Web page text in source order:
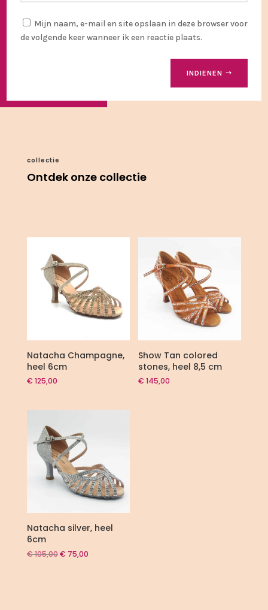
Mijn naam, e-mail en site opslaan in deze browser voor
de volgende keer wanneer ik een reactie plaats.
INDIENEN
collectie
Ontdek onze collectie
Natacha Champagne,
heel 6cm
€ 125,00
Show Tan colored
stones, heel 8,5 cm
€ 145,00
Natacha silver, heel
6cm
€105,00Oorspronkelijke
€ 75,00Huidige